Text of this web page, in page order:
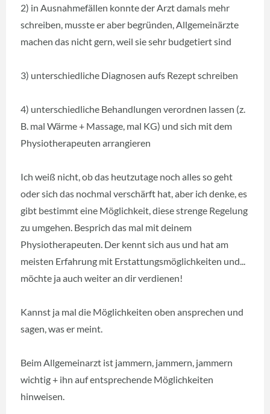
2) in Ausnahmefällen konnte der Arzt damals mehr
schreiben, musste er aber begründen, Allgemeinärzte
machen das nicht gern, weil sie sehr budgetiert sind
3) unterschiedliche Diagnosen aufs Rezept schreiben
4) unterschiedliche Behandlungen verordnen lassen (z.
B. mal Wärme + Massage, mal KG) und sich mit dem
Physiotherapeuten arrangieren
Ich weiß nicht, ob das heutzutage noch alles so geht
oder sich das nochmal verschärft hat, aber ich denke, es
gibt bestimmt eine Möglichkeit, diese strenge Regelung
zu umgehen. Besprich das mal mit deinem
Physiotherapeuten. Der kennt sich aus und hat am
meisten Erfahrung mit Erstattungsmöglichkeiten und...
möchte ja auch weiter an dir verdienen!
Kannst ja mal die Möglichkeiten oben ansprechen und
sagen, was er meint.
Beim Allgemeinarzt ist jammern, jammern, jammern
wichtig + ihn auf entsprechende Möglichkeiten
hinweisen.